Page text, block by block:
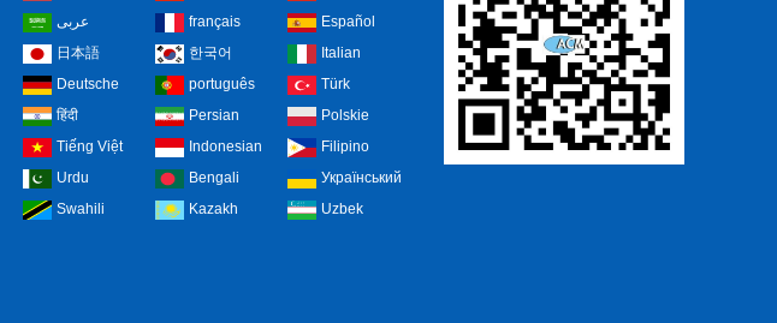
عربى
français
Español
日本語
한국어
Italian
Deutsche
português
Türk
हिंदी
Persian
Polskie
Tiếng Việt
Indonesian
Filipino
Urdu
Bengali
Український
Swahili
Kazakh Uzbek